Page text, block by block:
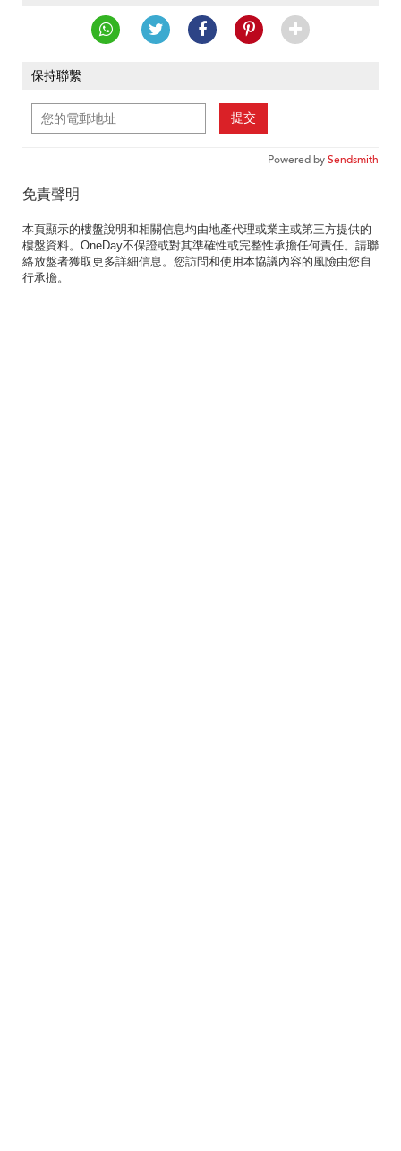
保持聯繫
提交
Powered bySendsmith
免責聲明
本頁顯示的樓盤說明和相關信息均由地產代理或業主或第三方提供的
樓盤資料。OneDay不保證或對其準確性或完整性承擔任何責任。請聯
絡放盤者獲取更多詳細信息。您訪問和使用本協議內容的風險由您自
行承擔。